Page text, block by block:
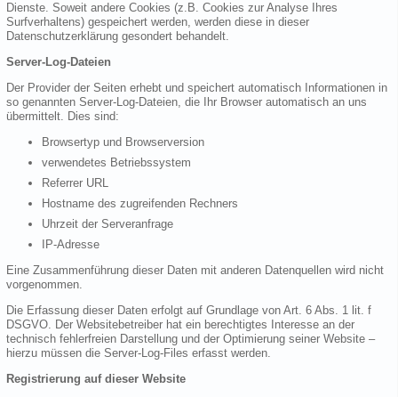
Dienste. Soweit andere Cookies (z.B. Cookies zur Analyse Ihres
Surfverhaltens) gespeichert werden, werden diese in dieser
Datenschutzerklärung gesondert behandelt.
Server-Log-Dateien
Der Provider der Seiten erhebt und speichert automatisch Informationen in
so genannten Server-Log-Dateien, die Ihr Browser automatisch an uns
übermittelt. Dies sind:
Browsertyp und Browserversion
verwendetes Betriebssystem
Referrer URL
Hostname des zugreifenden Rechners
Uhrzeit der Serveranfrage
IP-Adresse
Eine Zusammenführung dieser Daten mit anderen Datenquellen wird nicht
vorgenommen.
Die Erfassung dieser Daten erfolgt auf Grundlage von Art. 6 Abs. 1 lit. f
DSGVO. Der Websitebetreiber hat ein berechtigtes Interesse an der
technisch fehlerfreien Darstellung und der Optimierung seiner Website –
hierzu müssen die Server-Log-Files erfasst werden.
Registrierung auf dieser Website